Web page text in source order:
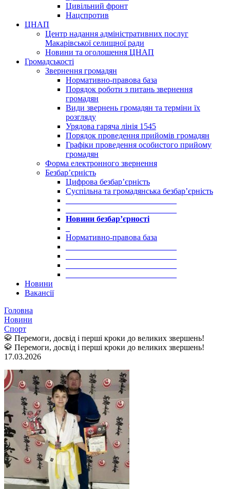
Цивільний фронт
Нацспротив
ЦНАП
Центр надання адміністративних послуг
Макарівської селищної ради
Новини та оголошення ЦНАП
Громадськості
Звернення громадян
Нормативно-правова база
Порядок роботи з питань звернення
громадян
Види звернень громадян та терміни їх
розгляду
Урядова гаряча лінія 1545
Порядок проведення прийомів громадян
Графіки проведення особистого прийому
громадян
Форма електронного звернення
Безбар’єрність
Цифрова безбар’єрність
Суспільна та громадянська безбар’єрність
Новини безбар’єрності
Нормативно-правова база
Новини
Вакансії
Головна
Новини
Спорт
🥋 Перемоги, досвід і перші кроки до великих звершень!
🥋 Перемоги, досвід і перші кроки до великих звершень!
17.03.2026